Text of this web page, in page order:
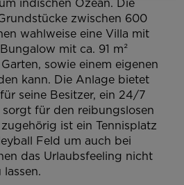
zwischen 600
wahlweise eine Villa mit
mit ca. 91 m²
sowie einem eigenen
kann. Die Anlage bietet
seine Besitzer, ein 24/7
für den reibungslosen
ist ein Tennisplatz
Feld um auch bei
das Urlaubsfeeling nicht